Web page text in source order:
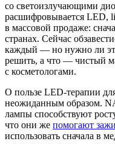
cо светоизлучающими
расшифровывается LED,
в массовой продаже:
странах. Сейчас
каждый — но нужно ли
решить, а что — чистый
с косметологами.
О пользе LED-терапии
неожиданным образом.
лампы способствуют
что они же помогают
использовать сначала в